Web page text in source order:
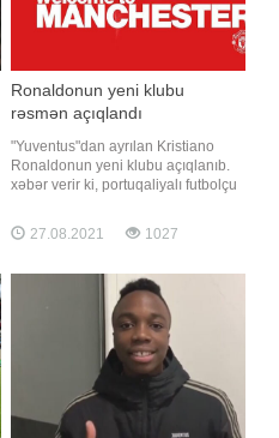
Ronaldonun yeni klubu
rəsmən açıqlandı
"Yuventus"dan ayrılan Kristiano
Ronaldonun yeni klubu açıqlanıb.
xəbər verir ki, portuqaliyalı futbolçu
olunub. Məlumatı İngiltərə klubunun
rəsmi saytı yayıb. Qeyd edək ki,
"qırmızı şeytanlar"da çıxış edib
27.08.2021 1027